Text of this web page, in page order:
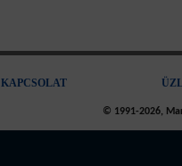
KAPCSOLAT
© 1991-2026,